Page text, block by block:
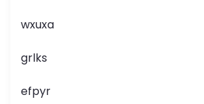
wxuxa
grlks
efpyr